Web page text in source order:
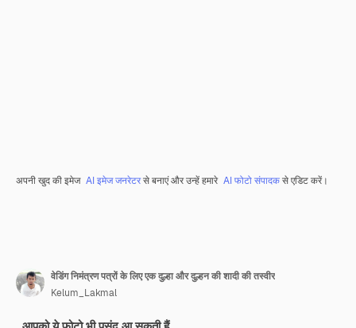
अपनी खुद की इमेज AI इमेज जनरेटरसे बनाएं और उन्हें हमारे AI फोटो संपादकसे एडिट करें।
वेडिंग निमंत्रण पत्रों के लिए एक दुल्हा और दुल्हन की शादी की तस्वीर
Kelum_Lakmal